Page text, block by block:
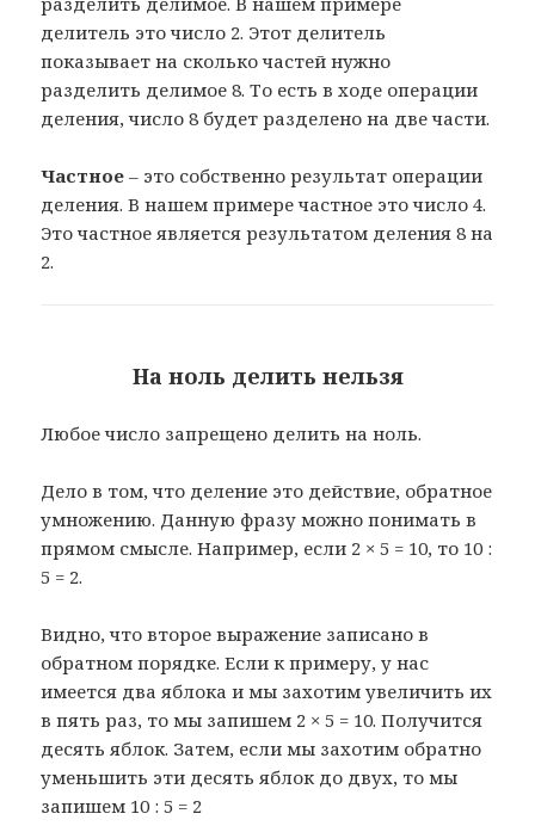
делитель это число 2. Этот делитель
показывает на сколько частей нужно
разделить делимое 8. То есть в ходе операции
деления, число 8 будет разделено на две части.
Частное– это собственно результат операции
деления. В нашем примере частное это число 4.
Это частное является результатом деления 8 на
2.
На ноль делить нельзя
Любое число запрещено делить на ноль.
Дело в том, что деление это действие, обратное
умножению. Данную фразу можно понимать в
прямом смысле. Например, если 2 × 5 = 10, то 10 :
5 = 2.
Видно, что второе выражение записано в
обратном порядке. Если к примеру, у нас
имеется два яблока и мы захотим увеличить их
в пять раз, то мы запишем 2 × 5 = 10. Получится
десять яблок. Затем, если мы захотим обратно
уменьшить эти десять яблок до двух, то мы
запишем 10 : 5 = 2